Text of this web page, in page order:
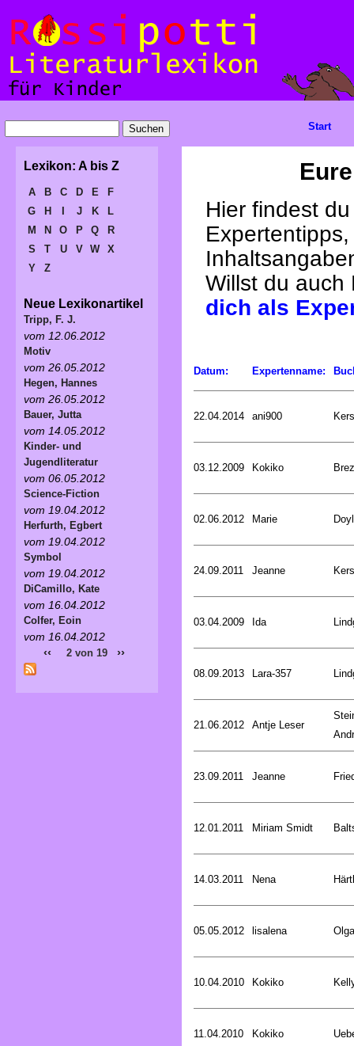
Hier findest
Willst du
dich als
Datum: Expertenname:
22.04.2014 ani900
03.12.2009 Kokiko
02.06.2012 Marie
24.09.2011 Jeanne
03.04.2009 Ida
08.09.2013 Lara-357
21.06.2012 Antje Leser
23.09.2011 Jeanne
12.01.2011 Miriam Smidt
14.03.2011 Nena
05.05.2012 lisalena
10.04.2010 Kokiko
11.04.2010 Kokiko
Start
Lexikon: A bis Z
A B C D E
F
G
H J K
L
M
N O P Q
R
S
T U V W
X
Y
Z
Neue Lexikonartikel
Tripp, F. J.
vom 12.06.2012
Motiv
vom 26.05.2012
Hegen, Hannes
vom 26.05.2012
Bauer, Jutta
vom 14.05.2012
Kinder- und
Jugendliteratur
vom 06.05.2012
Science-Fiction
vom 19.04.2012
Herfurth, Egbert
vom 19.04.2012
Symbol
vom 19.04.2012
DiCamillo, Kate
vom 16.04.2012
Colfer, Eoin
vom 16.04.2012
‹‹ 2 von 19 ››